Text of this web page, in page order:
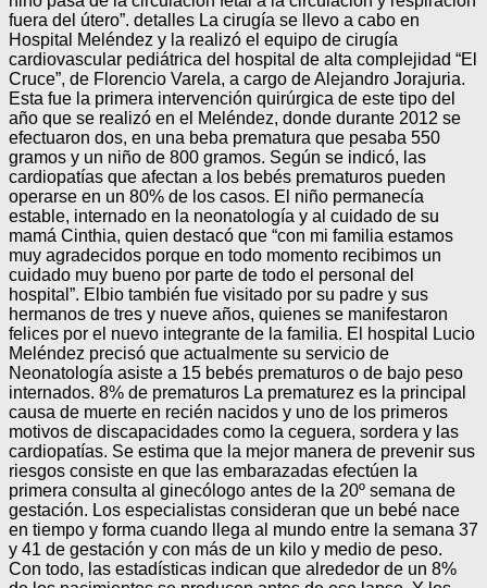
fuera del útero”. detalles La cirugía se llevo a cabo en
Hospital Meléndez y la realizó el equipo de cirugía
cardiovascular pediátrica del hospital de alta complejidad “El
Cruce”, de Florencio Varela, a cargo de Alejandro Jorajuria.
Esta fue la primera intervención quirúrgica de este tipo del
año que se realizó en el Meléndez, donde durante 2012 se
efectuaron dos, en una beba prematura que pesaba 550
gramos y un niño de 800 gramos. Según se indicó, las
cardiopatías que afectan a los bebés prematuros pueden
operarse en un 80% de los casos. El niño permanecía
estable, internado en la neonatología y al cuidado de su
mamá Cinthia, quien destacó que “con mi familia estamos
muy agradecidos porque en todo momento recibimos un
cuidado muy bueno por parte de todo el personal del
hospital”. Elbio también fue visitado por su padre y sus
hermanos de tres y nueve años, quienes se manifestaron
felices por el nuevo integrante de la familia. El hospital Lucio
Meléndez precisó que actualmente su servicio de
Neonatología asiste a 15 bebés prematuros o de bajo peso
internados. 8% de prematuros La prematurez es la principal
causa de muerte en recién nacidos y uno de los primeros
motivos de discapacidades como la ceguera, sordera y las
cardiopatías. Se estima que la mejor manera de prevenir sus
riesgos consiste en que las embarazadas efectúen la
primera consulta al ginecólogo antes de la 20º semana de
gestación. Los especialistas consideran que un bebé nace
en tiempo y forma cuando llega al mundo entre la semana 37
y 41 de gestación y con más de un kilo y medio de peso.
Con todo, las estadísticas indican que alrededor de un 8%